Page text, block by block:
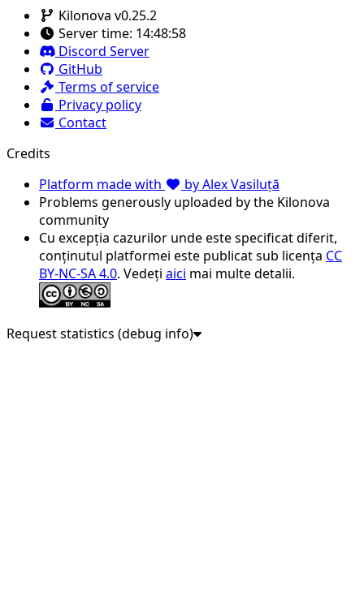
Kilonova v0.25.2
Server time: 14:48:58
Discord Server
GitHub
Terms of service
Privacy policy
Contact
Credits
Platform made with
by Alex Vasiluță
Problems generously uploaded by the Kilonova
community
Cu excepția cazurilor unde este specificat diferit,
conținutul platformei este publicat sub licența CC
BY-NC-SA 4.0. Vedeți aici mai multe detalii.
Request statistics (debug info)